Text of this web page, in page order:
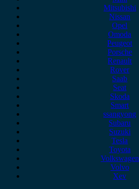
Mitsubishi
Nissan
Opel
Omoda
Peugeot
Porsche
Renault
Rover
Saab
Seat
Skoda
Smart
ssangyong
Subaru
Suzuki
Tesla
Toyota
Volkswagen
Volvo
Xev